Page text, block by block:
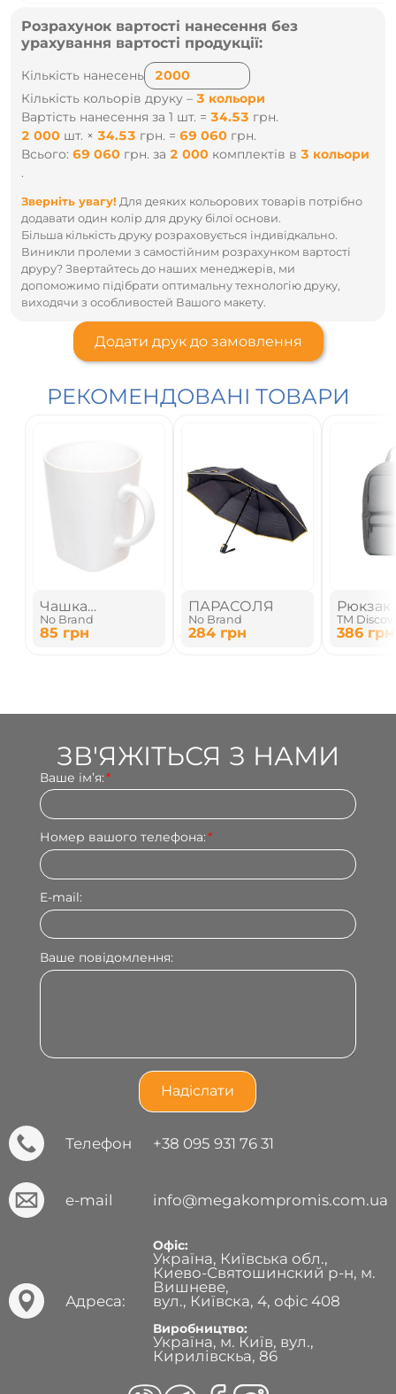
Вага - 324 г
Транспортна упаковка - по 36 шт., вага - 15 кг, коробка
41х28х32 см
Ціни вказані без урахування ПДВ.
Наявність і ціни уточнюйте у наших менеджерів по тел
.: +38 095 931 76 31
Розрахунок вартості нанесення без
урахування вартості продукції:
Кількість нанесень
Кількість кольорів друку – 3 кольори
Вартість нанесення за 1 шт. = 34.53 грн.
2 000 шт. × 34.53 грн. = 69 060 грн.
Всього: 69 060 грн. за 2 000 комплектів в 3 кольори
.
Зверніть увагу! Для деяких кольорових товарів потрібно
додавати один колір для друку білої основи.
Більша кількість друку розраховується індивідкально.
Виникли пролеми з самостійним розрахунком вартості
друру? Звертайтесь до наших менеджерів, ми
допоможимо підібрати оптимальну технологію друку,
виходячи з особливостей Вашого макету.
Додати друк до замовлення
РЕКОМЕНДОВАНІ ТОВАРИ
Чашка
керамічна 345
мл
No Brand
85 грн
ПАРАСОЛЯ
No Brand
284 грн
Рюкзак
TM
386 грн
ЗВ'ЯЖІТЬСЯ З НАМИ
Ваше імʼя:*
Номер вашого телефона:*
E-mail:
Ваше повідомлення:
Телефон +38 095 931 76 31
e-mail info@megakompromis.com.ua
Адреса:
Офіс:
Україна, Київська обл.,
Киево-Святошинский р-н, м.
Вишневе,
вул., Київска, 4, офіс 408
Виробництво:
Україна, м. Київ, вул.,
Кирилівскьа, 86